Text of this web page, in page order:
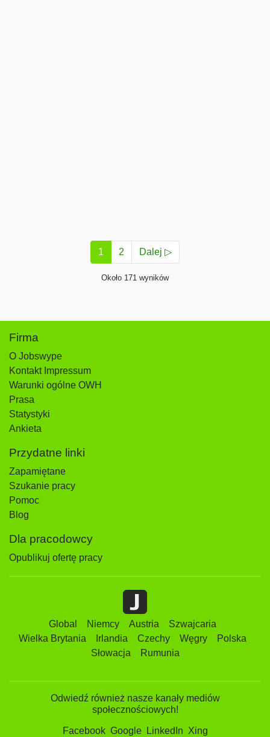
1 2 Dalej ▷
Około 171 wyników
Firma
O Jobswype
Kontakt Impressum
Warunki ogólne OWH
Prasa
Statystyki
Ankieta
Przydatne linki
Zapamiętane
Szukanie pracy
Pomoc
Blog
Dla pracodowcy
Opublikuj ofertę pracy
Global Niemcy Austria
Szwajcaria
Wielka Brytania
Irlandia Czechy Węgry
Polska
Słowacja
Rumunia
Odwiedź również nasze kanały mediów
społecznościowych!
Facebook Google LinkedIn Xing